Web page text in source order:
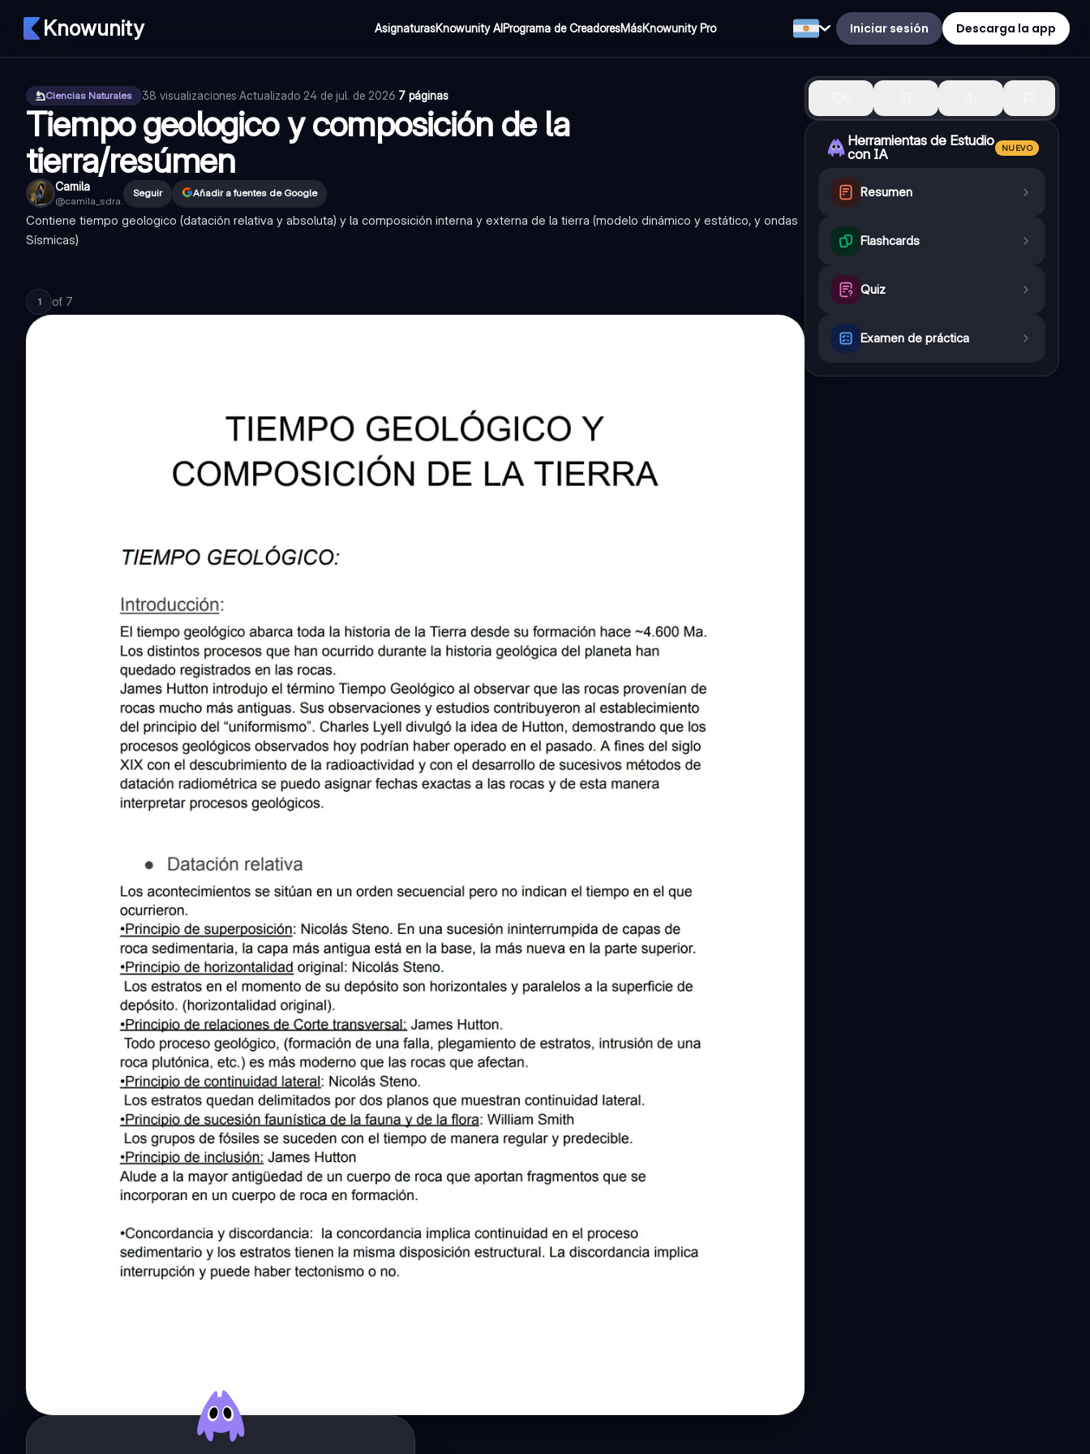
Knowunity AsignaturasKnowunity AIPrograma de CreadoresMásKnowunity Pro Iniciar sesión Descarga la app
Ciencias Naturales 38 visualizaciones·Actualizado 24 de jul. de 2026·7 páginas
Tiempo geologico y composición de la
tierra/resúmen
Camila
@camila_sdra.
Seguir Añadir a fuentes de Google
Contiene tiempo geologico (datación relativa y absoluta) y la composición interna y externa de la tierra (modelo dinámico y estático, y ondas
Sísmicas)
1 of 7
Herramientas de Estudio
con IA
NUEVO
Resumen
Flashcards
Quiz
Examen de práctica